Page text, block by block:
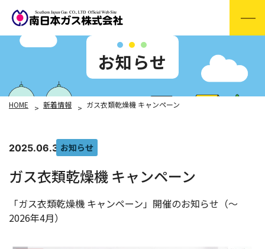
お知らせ
HOME 新着情報 ガス衣類乾燥機 キャンペーン
2025.06.30お知らせ
ガス衣類乾燥機 キャンペーン
「ガス衣類乾燥機 キャンペーン」開催のお知らせ（～
2026年4月）